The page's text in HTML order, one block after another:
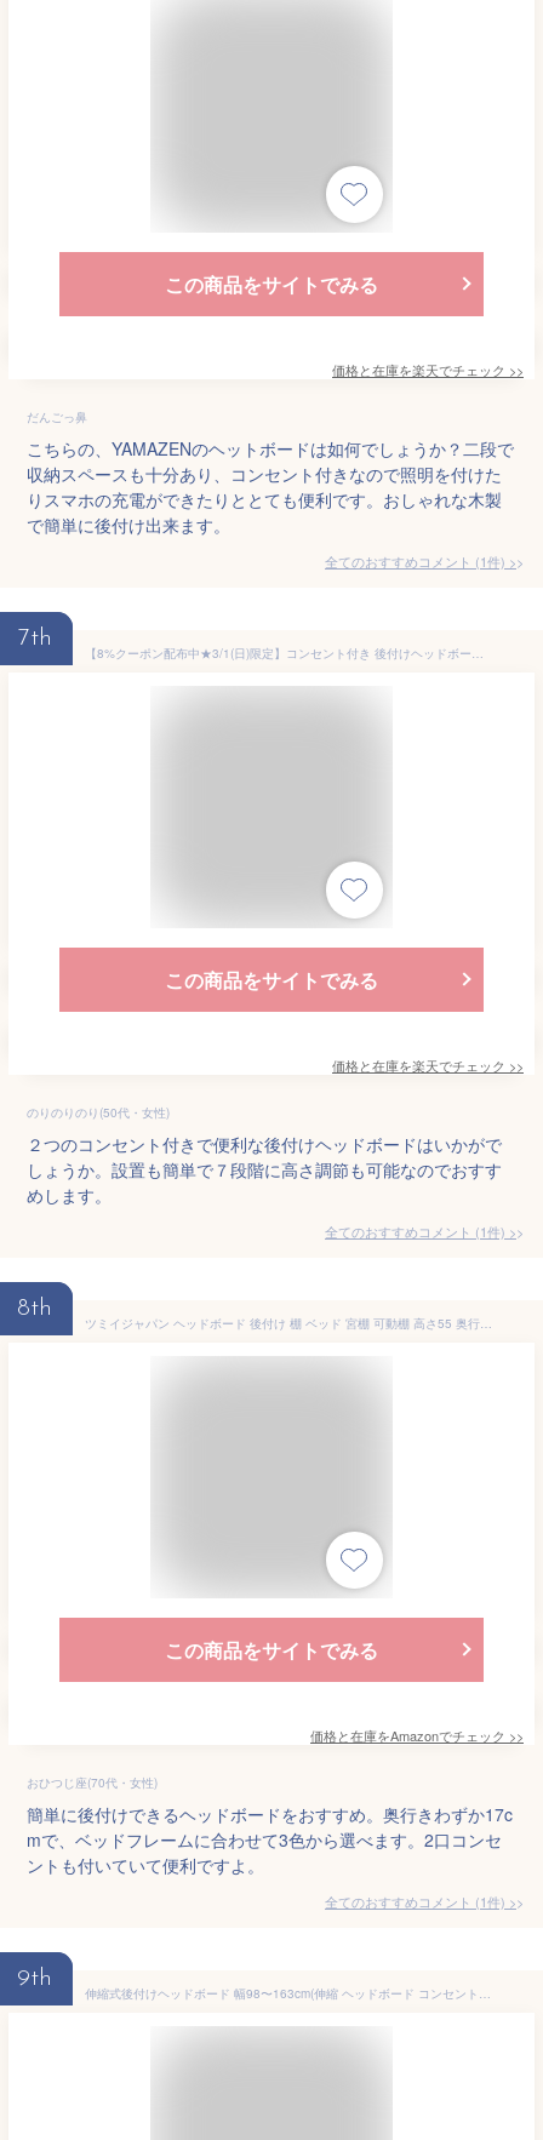
この商品をサイトでみる
価格と在庫を楽天でチェック >>
だんごっ鼻
こちらの、YAMAZENのヘットボードは如何でしょうか？二段で
収納スペースも十分あり、コンセント付きなので照明を付けた
りスマホの充電ができたりととても便利です。おしゃれな木製
で簡単に後付け出来ます。
全てのおすすめコメント (1件) >
7th
【8%クーポン配布中★3/1(日)限定】コンセント付き 後付けヘッドボード(ヘッドボード 宮棚 後付け ベッド 収納 枕元 小物 置き オープンラック 本棚 高さ調節 コンセント スリム 軽量 天然木 おしゃれ シンプル 北欧 無垢 パイン材 木製 寝室 枕元収納 ベッド棚 サイドボード
この商品をサイトでみる
価格と在庫を楽天でチェック >>
のりのりのり(50代・女性)
２つのコンセント付きで便利な後付けヘッドボードはいかがで
しょうか。設置も簡単で７段階に高さ調節も可能なのでおすす
めします。
全てのおすすめコメント (1件) >
8th
ツミイジャパン ヘッドボード 後付け 棚 ベッド 宮棚 可動棚 高さ55 奥行き17cm 幅 約100 コンセント付き ブラウン 茶色 TJTZU0002BR
この商品をサイトでみる
価格と在庫をAmazonでチェック >>
おひつじ座(70代・女性)
簡単に後付けできるヘッドボードをおすすめ。奥行きわずか17c
mで、ベッドフレームに合わせて3色から選べます。2口コンセ
ントも付いていて便利ですよ。
全てのおすすめコメント (1件) >
9th
伸縮式後付けヘッドボード 幅98〜163cm(伸縮 ヘッドボード コンセント付き シングル セミダブル ダブル クイーン サイドボード 宮棚 収納ラック 本棚 ナチュラル ブラウン ホワイト おしゃれ 寝室 北欧 オープンラック 隙間収納 枕元収納)